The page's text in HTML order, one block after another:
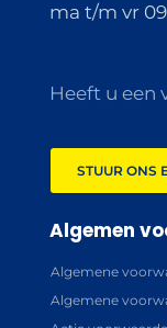
ma t/m vr
Heeft u een
STUUR ONS
Algemen
Algemene
Algemene